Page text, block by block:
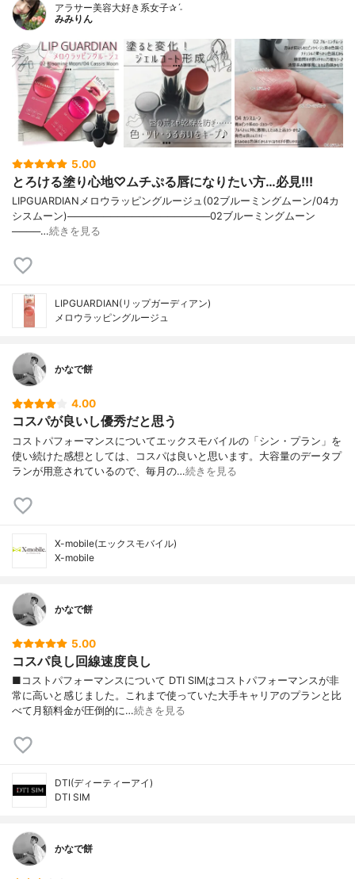
アラサー美容大好き系女子✰ˊ˗
みみりん
5.00
とろける塗り心地♡ムチぷる唇になりたい方…必見!!!
LIPGUARDIANメロウラッピングルージュ(02ブルーミングムーン/04カ
シスムーン)────────────────────02ブルーミングムーン
────…続きを見る
LIPGUARDIAN(リップガーディアン)
メロウラッピングルージュ
かなで餅
4.00
コスパが良いし優秀だと思う
コストパフォーマンスについてエックスモバイルの「シン・プラン」を
使い続けた感想としては、コスパは良いと思います。大容量のデータプ
ランが用意されているので、毎月の…続きを見る
X-mobile(エックスモバイル)
X-mobile
かなで餅
5.00
コスパ良し回線速度良し
■コストパフォーマンスについて DTI SIMはコストパフォーマンスが非
常に高いと感じました。これまで使っていた大手キャリアのプランと比
べて月額料金が圧倒的に…続きを見る
DTI(ディーティーアイ)
DTI SIM
かなで餅